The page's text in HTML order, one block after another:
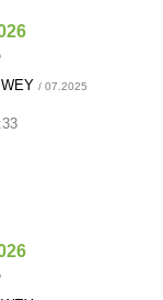
/ 07.2025